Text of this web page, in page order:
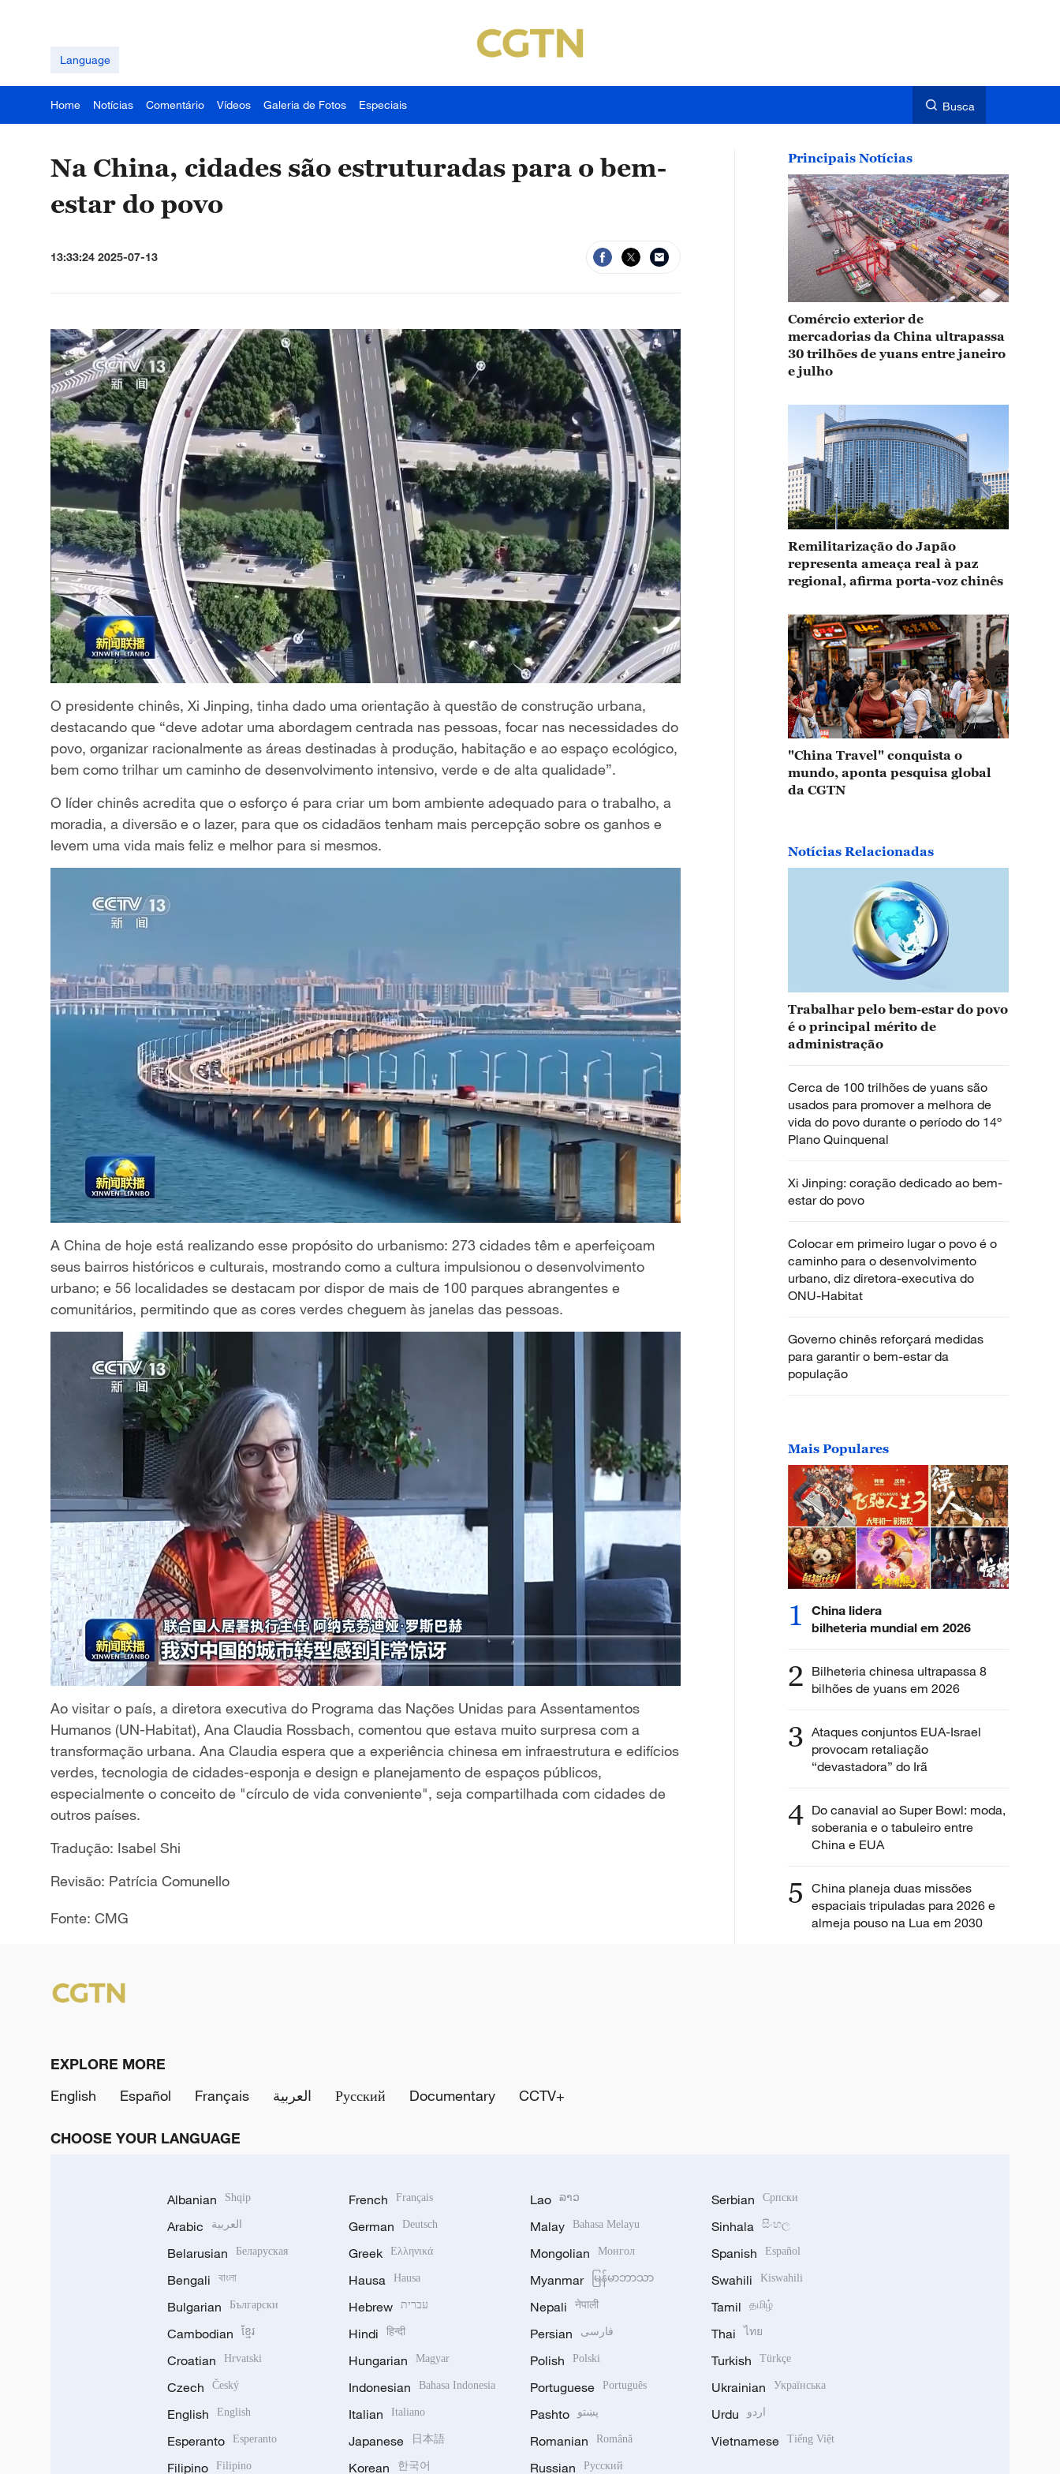
Language
Home Notícias Comentário Vídeos Galeria de Fotos Especiais Busca
Na China, cidades são estruturadas para o bem-
estar do povo
13:33:24 2025-07-13
O presidente chinês, Xi Jinping, tinha dado uma orientação à questão de construção urbana,
destacando que “deve adotar uma abordagem centrada nas pessoas, focar nas necessidades do
povo, organizar racionalmente as áreas destinadas à produção, habitação e ao espaço ecológico,
bem como trilhar um caminho de desenvolvimento intensivo, verde e de alta qualidade”.
O líder chinês acredita que o esforço é para criar um bom ambiente adequado para o trabalho, a
moradia, a diversão e o lazer, para que os cidadãos tenham mais percepção sobre os ganhos e
levem uma vida mais feliz e melhor para si mesmos.
A China de hoje está realizando esse propósito do urbanismo: 273 cidades têm e aperfeiçoam
seus bairros históricos e culturais, mostrando como a cultura impulsionou o desenvolvimento
urbano; e 56 localidades se destacam por dispor de mais de 100 parques abrangentes e
comunitários, permitindo que as cores verdes cheguem às janelas das pessoas.
Ao visitar o país, a diretora executiva do Programa das Nações Unidas para Assentamentos
Humanos (UN-Habitat), Ana Claudia Rossbach, comentou que estava muito surpresa com a
transformação urbana. Ana Claudia espera que a experiência chinesa em infraestrutura e edifícios
verdes, tecnologia de cidades-esponja e design e planejamento de espaços públicos,
especialmente o conceito de "círculo de vida conveniente", seja compartilhada com cidades de
outros países.
Tradução: Isabel Shi
Revisão: Patrícia Comunello
Fonte: CMG
Principais Notícias
Comércio exterior de
mercadorias da China ultrapassa
30 trilhões de yuans entre janeiro
e julho
Remilitarização do Japão
representa ameaça real à paz
regional, afirma porta-voz chinês
"China Travel" conquista o
mundo, aponta pesquisa global
da CGTN
Notícias Relacionadas
Trabalhar pelo bem-estar do povo
é o principal mérito de
administração
Cerca de 100 trilhões de yuans são
usados para promover a melhora de
vida do povo durante o período do 14º
Plano Quinquenal
Xi Jinping: coração dedicado ao bem-
estar do povo
Colocar em primeiro lugar o povo é o
caminho para o desenvolvimento
urbano, diz diretora-executiva do
ONU-Habitat
Governo chinês reforçará medidas
para garantir o bem-estar da
população
Mais Populares
1
China lidera
bilheteria mundial em 2026
2 Bilheteria chinesa ultrapassa 8
bilhões de yuans em 2026
3 Ataques conjuntos EUA-Israel
provocam retaliação
“devastadora” do Irã
4 Do canavial ao Super Bowl: moda,
soberania e o tabuleiro entre
China e EUA
5 China planeja duas missões
espaciais tripuladas para 2026 e
almeja pouso na Lua em 2030
EXPLORE MORE
English
Español Français العربية Русский Documentary CCTV+
CHOOSE YOUR LANGUAGE
Albanian Shqip
Arabic العربية
Belarusian Беларуская
Bengali বাংলা
Bulgarian Български
Cambodian ខ្មែរ
Croatian Hrvatski
Czech Český
English English
Esperanto Esperanto
Filipino Filipino
French Français
German Deutsch
Greek Ελληνικά
Hausa Hausa
Hebrew עברית
Hindi हिन्दी
Hungarian Magyar
Indonesian Bahasa Indonesia
Italian Italiano
Japanese 日本語
Korean 한국어
Lao ລາວ
Malay Bahasa Melayu
Mongolian Монгол
Myanmar မြန်မာဘာသာ
Nepali नेपाली
Persian فارسی
Polish Polski
Portuguese Português
Pashto پښتو
Romanian Română
Russian Русский
Serbian Српски
Sinhala සිංහල
Spanish Español
Swahili Kiswahili
Tamil தமிழ்
Thai ไทย
Turkish Türkçe
Ukrainian Українська
Urdu اردو
Vietnamese Tiếng Việt